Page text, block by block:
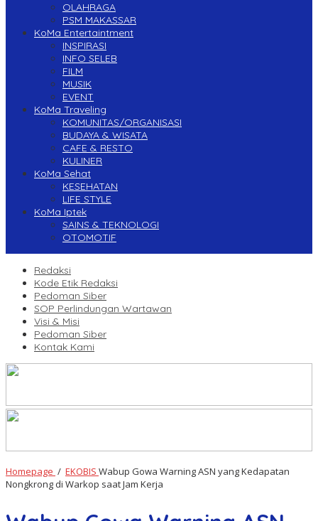
OLAHRAGA
PSM MAKASSAR
KoMa Entertaintment
INSPIRASI
INFO SELEB
FILM
MUSIK
EVENT
KoMa Traveling
KOMUNITAS/ORGANISASI
BUDAYA & WISATA
CAFE & RESTO
KULINER
KoMa Sehat
KESEHATAN
LIFE STYLE
KoMa Iptek
SAINS & TEKNOLOGI
OTOMOTIF
Redaksi
Kode Etik Redaksi
Pedoman Siber
SOP Perlindungan Wartawan
Visi & Misi
Pedoman Siber
Kontak Kami
Homepage / EKOBIS Wabup Gowa Warning ASN yang Kedapatan
Nongkrong di Warkop saat Jam Kerja